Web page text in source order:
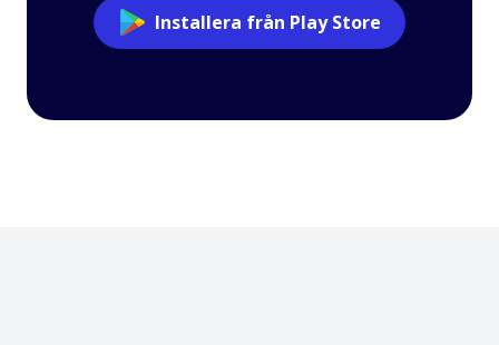
Installera från Play Store